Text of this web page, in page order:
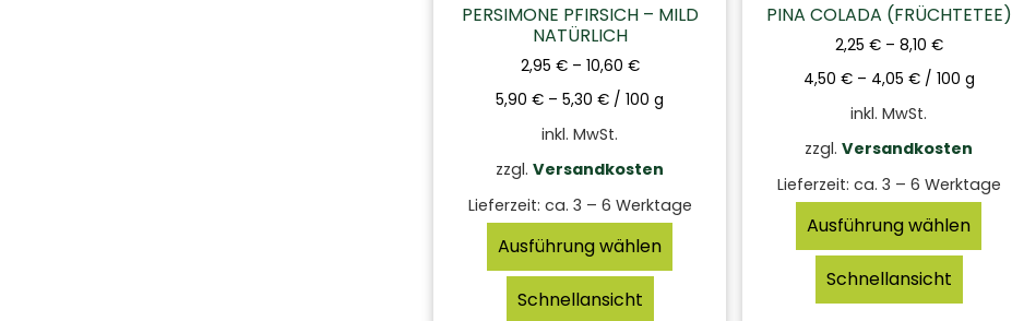
PERSIMONE PFIRSICH – MILD
NATÜRLICH
2,95 €– 10,60 €
5,90€ –5,30€ /100 g
inkl. MwSt.
zzgl.Versandkosten
Lieferzeit: ca. 3 – 6 Werktage
Ausführung wählen
Schnellansicht
PINA COLADA (FRÜCHTETEE)
2,25 €– 8,10 €
4,50 €– 4,05 €/ 100 g
inkl. MwSt.
zzgl.Versandkosten
Lieferzeit: ca. 3 – 6 Werktage
Ausführung wählen
Schnellansicht